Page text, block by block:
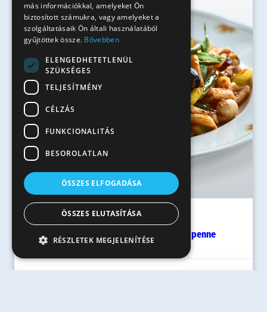
40 perc
Balzsamecetes, sok zöldséges Mini penne
más információkkal, amelyeket Ön
biztosított számukra, vagy amelyeket a
szolgáltatásaik Ön általi használatából
gyűjtöttek össze. Bővebben
ELENGEDHETETLENÜL
SZÜKSÉGES
TELJESÍTMÉNY
CÉLZÁS
FUNKCIONALITÁS
BESOROLATLAN
ÖSSZES ELFOGADÁSA
ÖSSZES ELUTASÍTÁSA
RÉSZLETEK MEGJELENÍTÉSE